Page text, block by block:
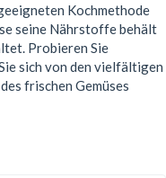
Kochmethode
seine Nährstoffe behält
Probieren Sie
sich von den vielfältigen
frischen Gemüses